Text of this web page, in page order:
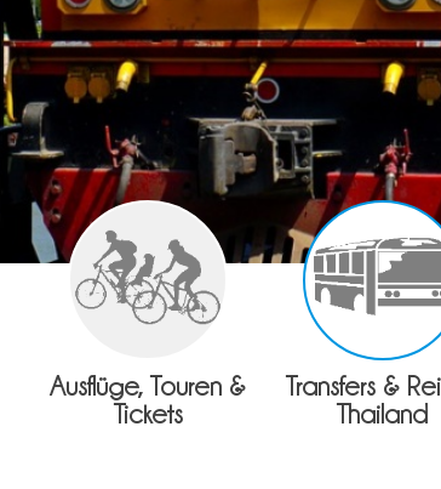
Ausflüge, Touren &
Tickets
Transfers &
Thailand